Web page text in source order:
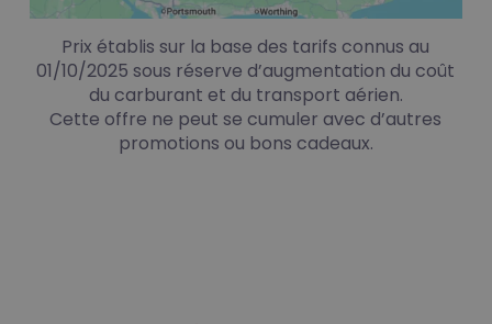
Prix établis sur la base des tarifs connus au
01/10/2025 sous réserve d’augmentation du coût
du carburant et du transport aérien.
Cette offre ne peut se cumuler avec d’autres
promotions ou bons cadeaux.